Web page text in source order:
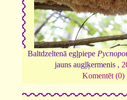
Baltdzeltenā egļpiepe
jauns augļķermenis ,
Komentēt (0)